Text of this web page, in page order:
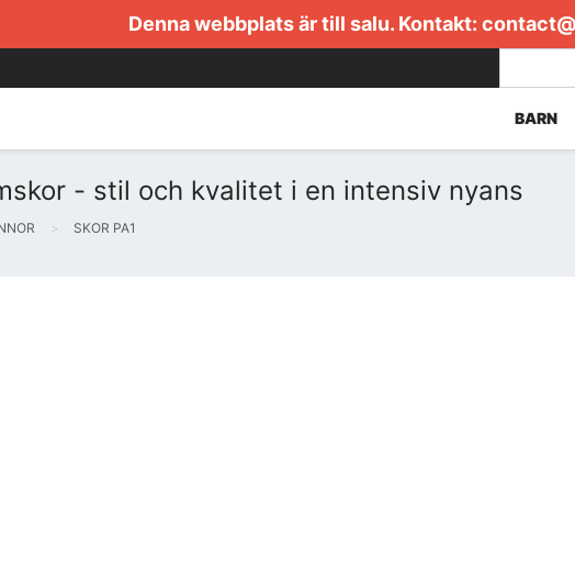
Denna webbplats är till salu. Kontakt:
BARN
- stil och kvalitet i en intensiv nyans
SKOR PA1